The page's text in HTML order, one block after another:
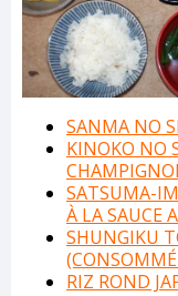
SANMA NO
KINOKO NO
SATSUMA-
À LA SAUCE
SHUNGIKU
RIZ ROND